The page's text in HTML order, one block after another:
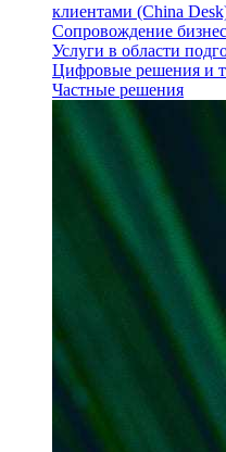
клиентами (China
Сопровождение
Услуги в области
Цифровые решения и
Частные решения